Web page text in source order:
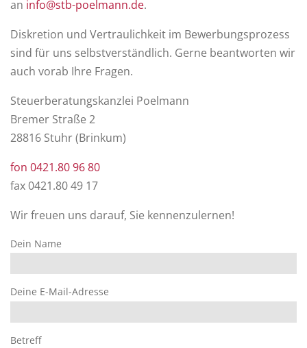
an info@stb-poelmann.de.
Diskretion und Vertraulichkeit im Bewerbungsprozess
sind für uns selbstverständlich. Gerne beantworten wir
auch vorab Ihre Fragen.
Steuerberatungskanzlei Poelmann
Bremer Straße 2
28816 Stuhr (Brinkum)
fon 0421.80 96 80
fax 0421.80 49 17
Wir freuen uns darauf, Sie kennenzulernen!
Dein Name
Deine E-Mail-Adresse
Betreff